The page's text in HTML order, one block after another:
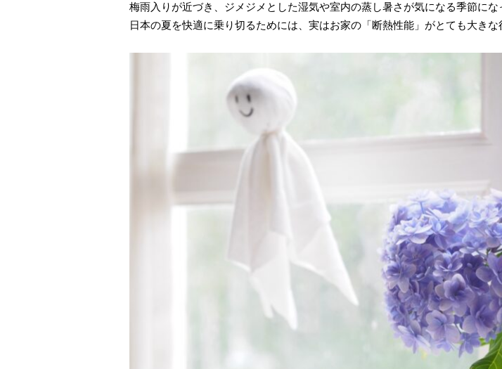
梅雨入りが近づき、ジメジメとした湿気や室内の蒸し暑さが気になる季節にな
日本の夏を快適に乗り切るためには、実はお家の「断熱性能」がとても大きな